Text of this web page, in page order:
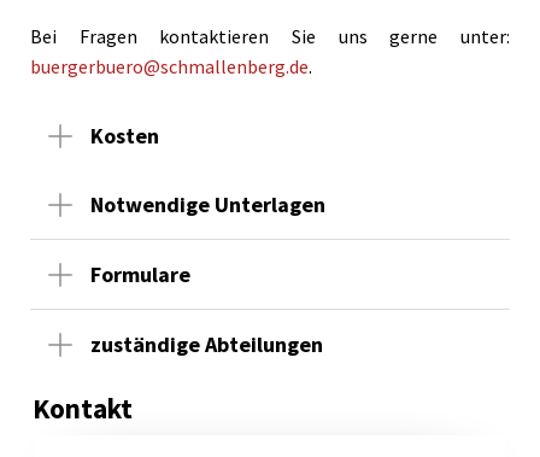
Bei Fragen kontaktieren Sie uns gerne unter:
buergerbuero@schmallenberg.de.
Kosten
Notwendige Unterlagen
Formulare
zuständige Abteilungen
Kontakt